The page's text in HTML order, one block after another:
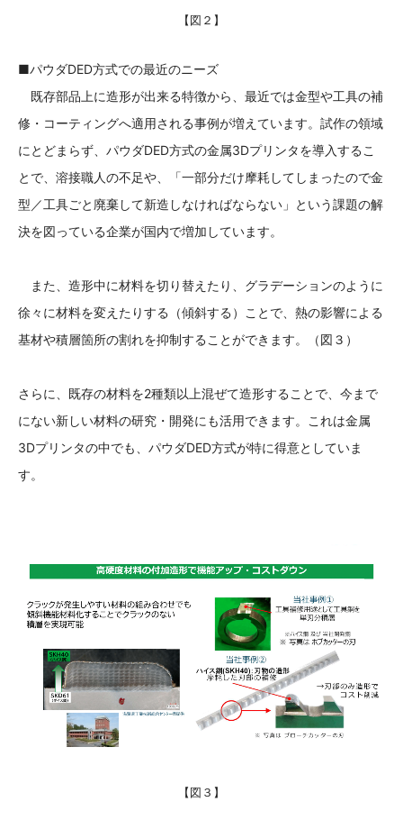
【図２】
■パウダDED方式での最近のニーズ
既存部品上に造形が出来る特徴から、最近では金型や工具の補
修・コーティングへ適用される事例が増えています。試作の領域
にとどまらず、パウダDED方式の金属3Dプリンタを導入するこ
とで、溶接職人の不足や、「一部分だけ摩耗してしまったので金
型／工具ごと廃棄して新造しなければならない」という課題の解
決を図っている企業が国内で増加しています。
また、造形中に材料を切り替えたり、グラデーションのように
徐々に材料を変えたりする（傾斜する）ことで、熱の影響による
基材や積層箇所の割れを抑制することができます。（図３）
さらに、既存の材料を2種類以上混ぜて造形することで、今まで
にない新しい材料の研究・開発にも活用できます。これは金属
3Dプリンタの中でも、パウダDED方式が特に得意としていま
す。
【図３】